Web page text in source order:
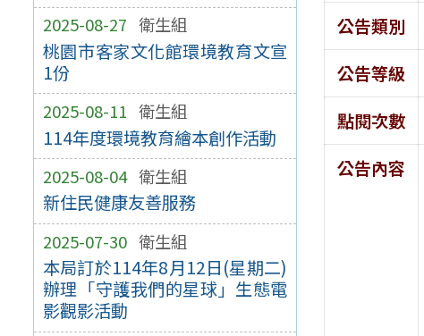
2025-08-27 衛生組
桃園市客家文化館環境教育文宣
1份
2025-08-11 衛生組
114年度環境教育繪本創作活動
2025-08-04 衛生組
新住民健康友善服務
2025-07-30 衛生組
本局訂於114年8月12日(星期二)
辦理「守護我們的星球」生態電
影觀影活動
公告類別
公告等級
點閱次數
公告內容